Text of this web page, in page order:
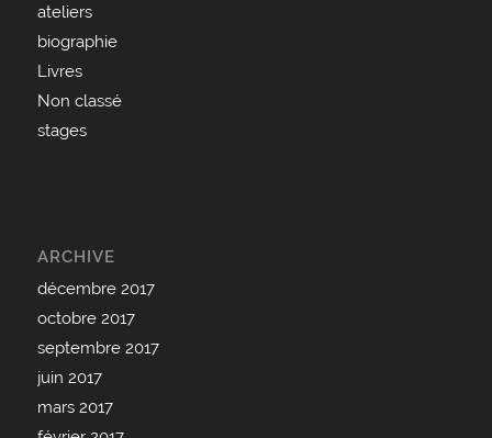
ateliers
biographie
Livres
Non classé
stages
ARCHIVE
décembre 2017
octobre 2017
septembre 2017
juin 2017
mars 2017